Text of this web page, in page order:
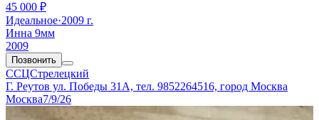
45 000 ₽
Идеальное·2009 г.
Инна 9мм
2009
Позвонить
ССЦСтрелецкий
Г. Реутов ул. Победы 31А, тел. 9852264516, город Москва
Москва7/9/26